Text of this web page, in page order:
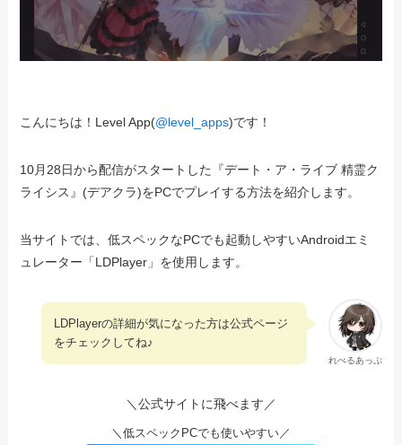
こんにちは！Level App(@level_apps)です！
10月28日から配信がスタートした『デート・ア・ライブ 精霊ク
ライシス』(デアクラ)をPCでプレイする方法を紹介します。
当サイトでは、低スペックなPCでも起動しやすいAndroidエミ
ュレーター「LDPlayer」を使用します。
れべるあっぷ
LDPlayerの詳細が気になった方は公式ページ
をチェックしてね♪
＼公式サイトに飛べます／
＼低スペックPCでも使いやすい／